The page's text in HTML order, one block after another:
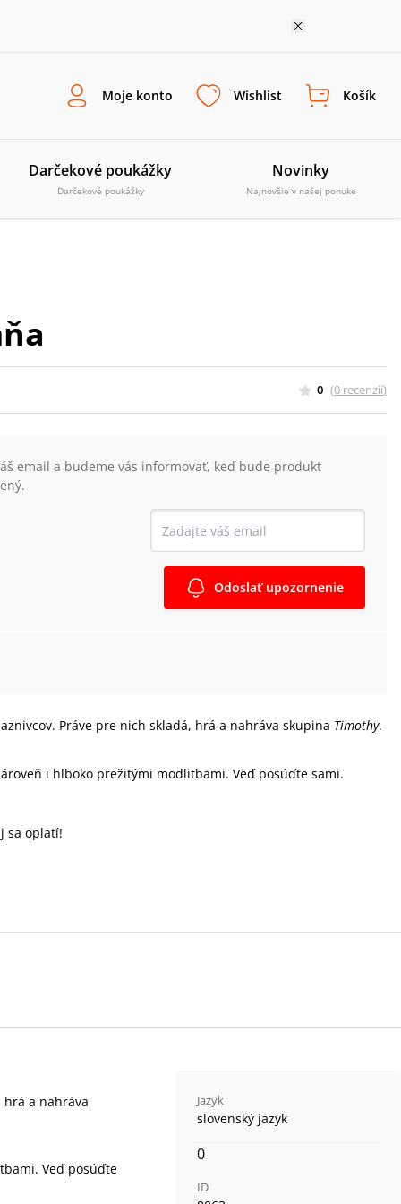
Moje konto Wishlist Košík
Darčekové poukážky
Darčekové poukážky
Novinky
Najnovšie v našej ponuke
0 (0 recenzií)
email a budeme vás informovať, keď bude produkt
Odoslať upozornenie
Práve pre nich skladá, hrá a nahráva skupina Timothy.
i hlboko prežitými modlitbami. Veď posúďte sami.
sa oplatí!
a nahráva
Veď posúďte
Jazyk
slovenský jazyk
0
ID